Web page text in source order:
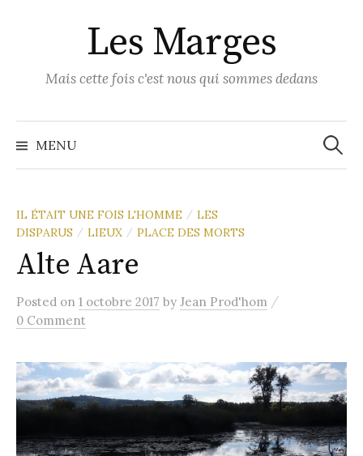
Les Marges
Mais cette fois c'est nous qui sommes dedans
MENU
IL ÉTAIT UNE FOIS L'HOMME / LES
DISPARUS
/ LIEUX / PLACE DES MORTS
Alte Aare
Posted on 1 octobre 2017 by Jean Prod'hom /
0 Comment